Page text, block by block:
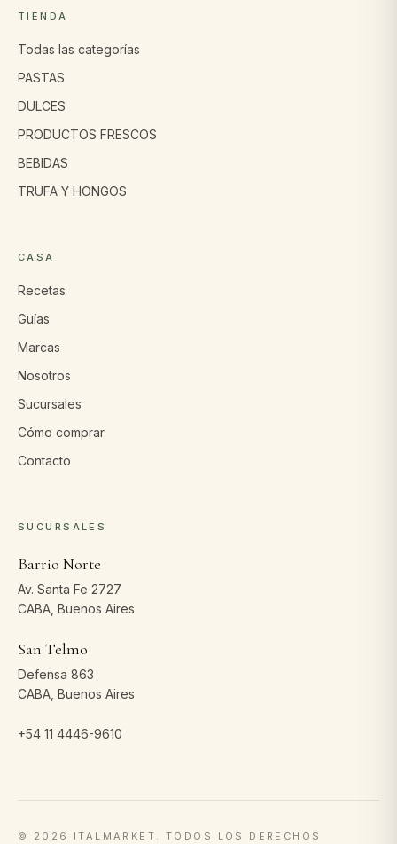
TIENDA
Todas las categorías
PASTAS
DULCES
PRODUCTOS FRESCOS
BEBIDAS
TRUFA Y HONGOS
CASA
Recetas
Guías
Marcas
Nosotros
Sucursales
Cómo comprar
Contacto
SUCURSALES
Barrio Norte
Av. Santa Fe 2727
CABA, Buenos Aires
San Telmo
Defensa 863
CABA, Buenos Aires
+54 11 4446-9610
© 2026 ITALMARKET. TODOS LOS DERECHOS